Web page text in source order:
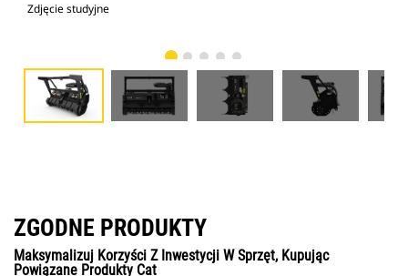
Zdjęcie studyjne
ZGODNE PRODUKTY
Maksymalizuj Korzyści Z Inwestycji W Sprzęt, Kupując
Powiązane Produkty Cat